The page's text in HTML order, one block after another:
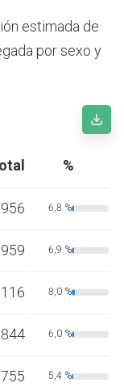
estimada de
por sexo y
%
956 6,8 %
959 6,9 %
8,0 %
844 6,0 %
755 5,4 %